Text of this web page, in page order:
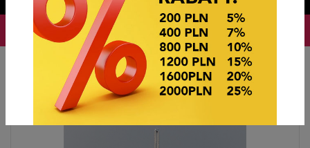
OKAZJE CENOWE
Ekspozytory i Opakowania EKSPOZYTORY